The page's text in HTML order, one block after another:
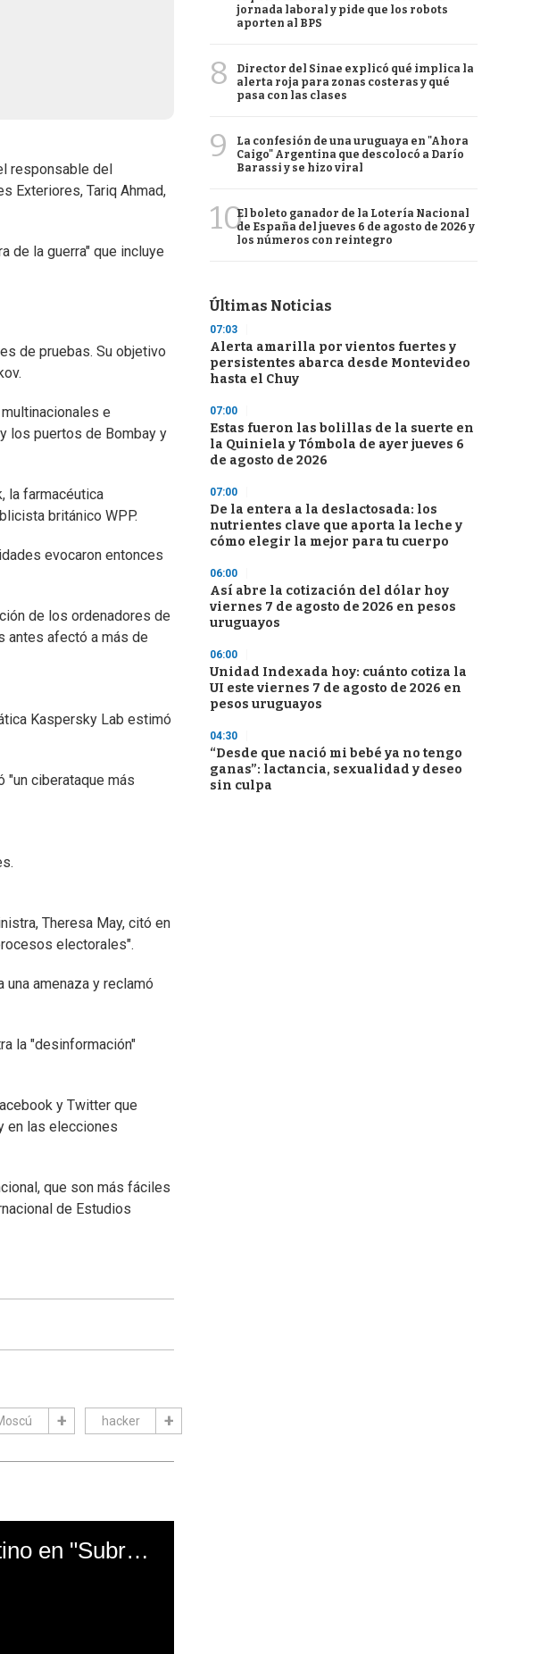
responsable del
Exteriores, Tariq Ahmad,
de la guerra" que incluye
de pruebas. Su objetivo
e
los puertos de Bombay y
la farmacéutica
británico WPP.
evocaron entonces
de los ordenadores de
antes afectó a más de
Kaspersky Lab estimó
"un ciberataque más
Theresa May, citó en
electorales".
una amenaza y reclamó
la "desinformación"
y Twitter que
en las elecciones
que son más fáciles
de Estudios
hacker
El mal momento de Yanina Gasañol con un hincha argentino en "Subrayado"
jornada laboral y pide que los robots
aporten al BPS
8
Director del Sinae explicó qué implica la
alerta roja para zonas costeras y qué
pasa con las clases
9
La confesión de una uruguaya en "Ahora
Caigo" Argentina que descolocó a Darío
Barassi y se hizo viral
10El boleto ganador de la Lotería Nacional
de España del jueves 6 de agosto de 2026 y
los números con reintegro
Últimas Noticias
07:03
Alerta amarilla por vientos fuertes y
persistentes abarca desde Montevideo
hasta el Chuy
07:00
Estas fueron las bolillas de la suerte en
la Quiniela y Tómbola de ayer jueves 6
de agosto de 2026
07:00
De la entera a la deslactosada: los
nutrientes clave que aporta la leche y
cómo elegir la mejor para tu cuerpo
06:00
Así abre la cotización del dólar hoy
viernes 7 de agosto de 2026 en pesos
uruguayos
06:00
Unidad Indexada hoy: cuánto cotiza la
UI este viernes 7 de agosto de 2026 en
pesos uruguayos
04:30
“Desde que nació mi bebé ya no tengo
ganas”: lactancia, sexualidad y deseo
sin culpa